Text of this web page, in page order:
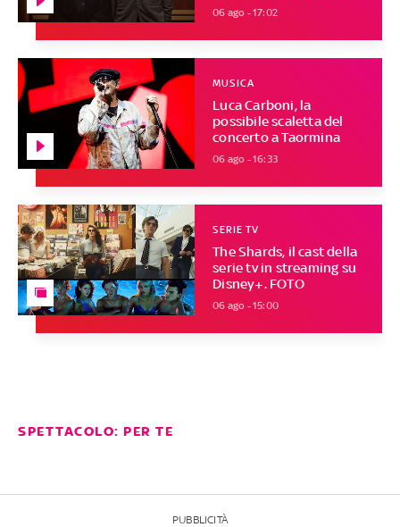
06 ago - 17:02
Luca Carboni, la
possibile scaletta del
concerto a Taormina
MUSICA
06 ago - 16:33
The Shards, il cast della
serie tv in streaming su
Disney+. FOTO
SERIE TV
06 ago - 15:00
SPETTACOLO: PER TE
PUBBLICITÀ